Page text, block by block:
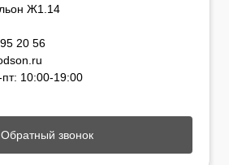
Ж1.14
20 56
10:00-19:00
Обратный звонок